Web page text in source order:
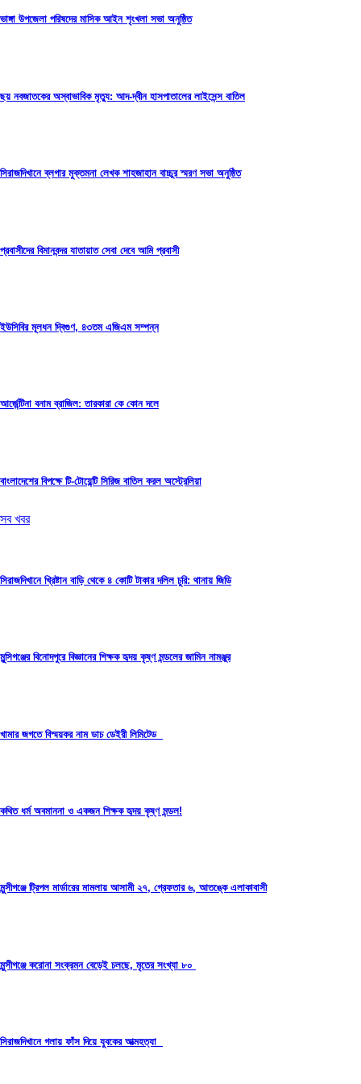
ভাঙ্গা উপজেলা পরিষদের মাসিক আইন শৃংখলা সভা অনুষ্ঠিত
ছয় নবজাতকের অস্বাভাবিক মৃত্যু: আদ-দ্বীন হাসপাতালের লাইসেন্স বাতিল
সিরাজদিখানে ব্লগার মুক্তমনা লেখক শাহজাহান বাচ্চুর স্মরণ সভা অনুষ্ঠিত
প্রবাসীদের বিমানবন্দর যাতায়াত সেবা দেবে আমি প্রবাসী
ইউসিবির মূলধন দ্বিগুণ, ৪৩তম এজিএম সম্পন্ন
আর্জেন্টিনা বনাম ব্রাজিল: তারকারা কে কোন দলে
বাংলাদেশের বিপক্ষে টি-টোয়েন্টি সিরিজ বাতিল করল অস্ট্রেলিয়া
সব খবর
সিরাজদিখানে খ্রিষ্টান বাড়ি থেকে ৪ কোটি টাকার দলিল চুরি: থানায় জিডি
মুন্সিগঞ্জের বিনোদপুরে বিজ্ঞানের শিক্ষক হৃদয় কৃষ্ণ মন্ডলের জামিন নামঞ্জুর
খামার জগতে বিস্ময়কর নাম ডাচ ডেইরী লিমিটেড
কথিত ধর্ম অবমাননা ও একজন শিক্ষক হৃদয় কৃষ্ণ মন্ডল!
মুন্সীগঞ্জে ট্রিপল মার্ডারের মামলায় আসামী ২৭, গ্রেফতার ৬, আতঙ্কে এলাকাবাসী
মুন্সীগঞ্জে করোনা সংক্রমন বেড়েই চলছে, মৃতের সংখ্যা ৮০
সিরাজদিখানে গলায় ফাঁস দিয়ে যুবকের আত্মহত্যা